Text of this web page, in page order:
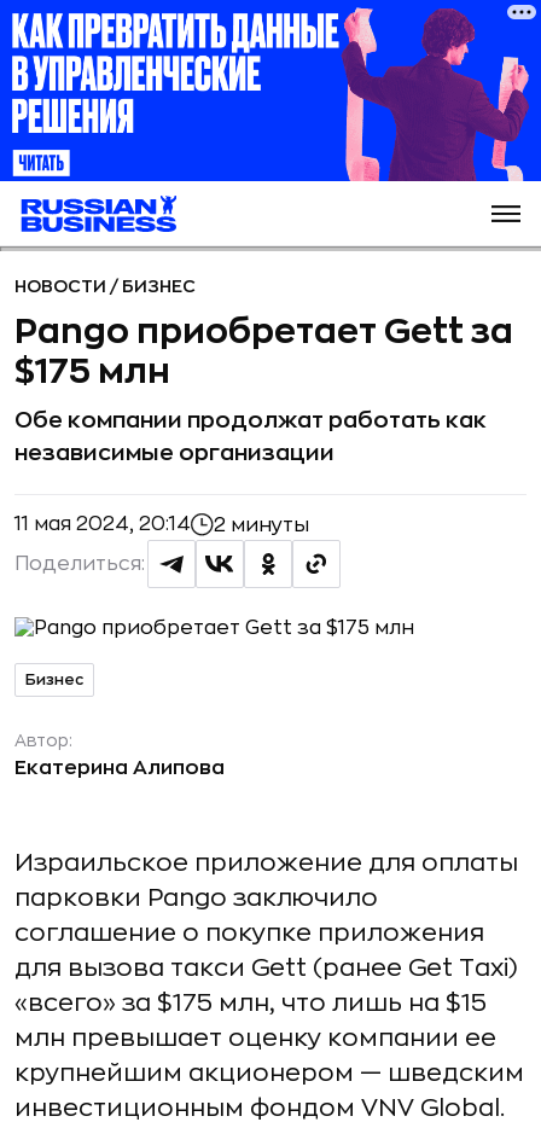
НОВОСТИ / БИЗНЕС
Pango приобретает Gett за
$175 млн
Обе компании продолжат работать как
независимые организации
11 мая 2024, 20:14 2 минуты
Поделиться:
Бизнес
Автор:
Екатерина Алипова
Израильское приложение для оплаты
парковки Pango заключило
соглашение о покупке приложения
для вызова такси Gett (ранее Get Taxi)
«всего» за $175 млн, что лишь на $15
млн превышает оценку компании ее
крупнейшим акционером — шведским
инвестиционным фондом VNV Global.